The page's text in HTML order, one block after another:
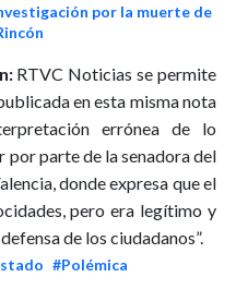
por la muerte de
RTVC Noticias se permite
en esta misma nota
errónea de lo
por parte de la senadora del
donde expresa que el
pero era legítimo y
de los ciudadanos”.
#Polémica